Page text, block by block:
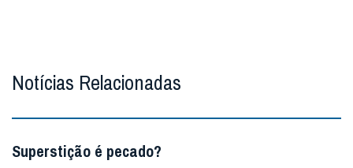
Notícias Relacionadas
Superstição é pecado?